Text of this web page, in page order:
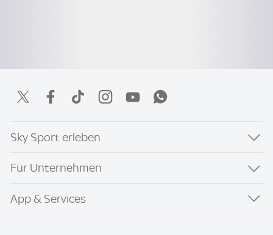
Sky Sport erleben
Für Unternehmen
App & Services